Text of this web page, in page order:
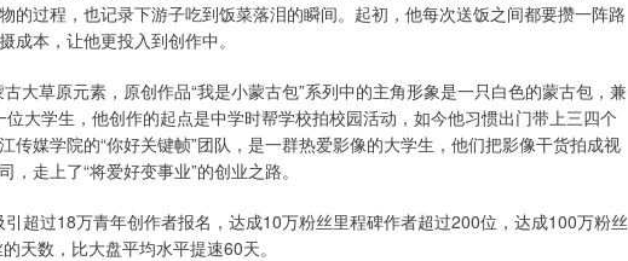
的过程，也记录下游子吃到饭菜落泪的瞬间。起初，他每次送饭之间都要攒一阵路
成本，让他更投入到创作中。
大草原元素，原创作品“我是小蒙古包”系列中的主角形象是一只白色的蒙古包，兼
大学生，他创作的起点是中学时帮学校拍校园活动，如今他习惯出门带上三四个
传媒学院的“你好关键帧”团队，是一群热爱影像的大学生，他们把影像干货拍成视
走上了“将爱好变事业”的创业之路。
超过18万青年创作者报名，达成10万粉丝里程碑作者超过200位，达成100万粉丝
天数，比大盘平均水平提速60天。